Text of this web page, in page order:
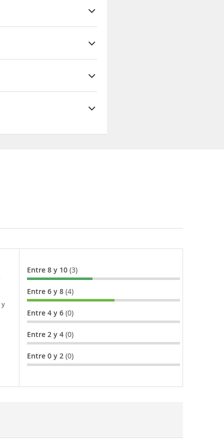
y
Entre 8 y 10 (3)
Entre 6 y 8 (4)
Entre 4 y 6 (0)
Entre 2 y 4 (0)
Entre 0 y 2 (0)